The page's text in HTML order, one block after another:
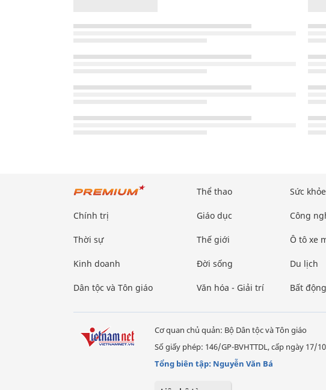
Chính trị
Thời sự
Kinh doanh
Dân tộc và Tôn giáo
Thể thao
Giáo dục
Thế giới
Đời sống
Văn hóa - Giải trí
Sức khỏe
Công
Ô tô xe
Du lịch
Bất
Cơ quan chủ quản: Bộ Dân tộc và Tôn giáo
Số giấy phép: 146/GP-BVHTTDL, cấp ngày 17/
Tổng biên tập: Nguyễn Văn Bá